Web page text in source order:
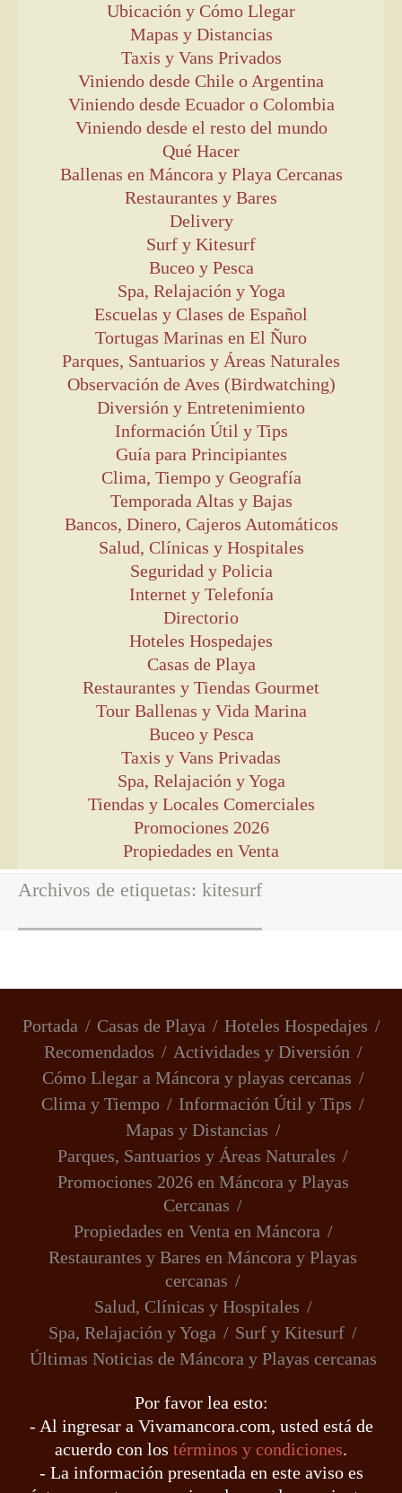
Ubicación y Cómo Llegar
Mapas y Distancias
Taxis y Vans Privados
Viniendo desde Chile o Argentina
Viniendo desde Ecuador o Colombia
Viniendo desde el resto del mundo
Qué Hacer
Ballenas en Máncora y Playa Cercanas
Restaurantes y Bares
Delivery
Surf y Kitesurf
Buceo y Pesca
Spa, Relajación y Yoga
Escuelas y Clases de Español
Tortugas Marinas en El Ñuro
Parques, Santuarios y Áreas Naturales
Observación de Aves (Birdwatching)
Diversión y Entretenimiento
Información Útil y Tips
Guía para Principiantes
Clima, Tiempo y Geografía
Temporada Altas y Bajas
Bancos, Dinero, Cajeros Automáticos
Salud, Clínicas y Hospitales
Seguridad y Policia
Internet y Telefonía
Directorio
Hoteles Hospedajes
Casas de Playa
Restaurantes y Tiendas Gourmet
Tour Ballenas y Vida Marina
Buceo y Pesca
Taxis y Vans Privadas
Spa, Relajación y Yoga
Tiendas y Locales Comerciales
Promociones 2026
Propiedades en Venta
Archivos de etiquetas: kitesurf
Portada Casas de Playa
Hoteles Hospedajes
Recomendados
Actividades y Diversión
Cómo Llegar a Máncora y playas cercanas
Clima y Tiempo
Información Útil y Tips
Mapas y Distancias
Parques, Santuarios y Áreas Naturales
Promociones 2026 en Máncora y Playas
Cercanas
Propiedades en Venta en Máncora
Restaurantes y Bares en Máncora y Playas
cercanas
Salud, Clínicas y Hospitales
Spa, Relajación y Yoga
Surf y Kitesurf
Últimas Noticias de Máncora y Playas cercanas
Por favor lea esto:
- Al ingresar a Vivamancora.com, usted está de
acuerdo con los términos y condiciones.
- La información presentada en este aviso es